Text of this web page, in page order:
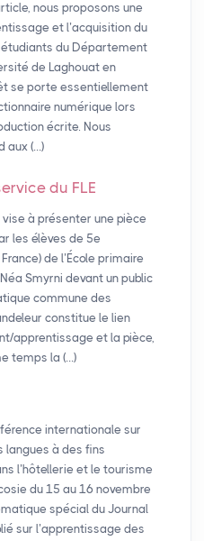
nous proposons une
et l’acquisition du
du Département
de Laghouat en
se porte essentiellement
numérique lors
écrite. Nous
aux (…)
du FLE
à présenter une pièce
les élèves de 5e
de l’École primaire
Smyrni devant un public
commune des
constitue le lien
apprentissage et la pièce,
temps la (…)
internationale sur
langues à des fins
l’hôtellerie et le tourisme
du 15 au 16 novembre
spécial du Journal
sur l’apprentissage des